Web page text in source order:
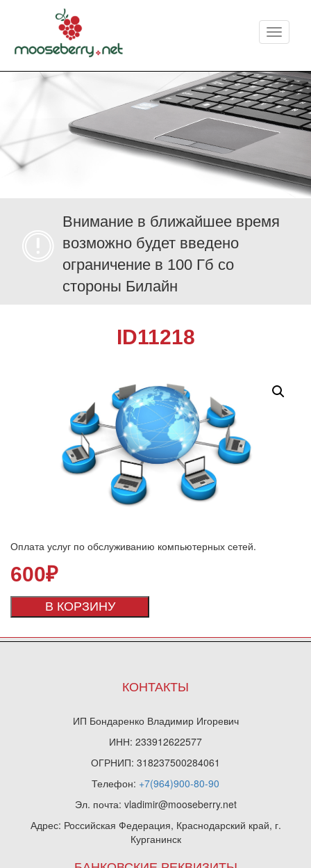
Меню
Внимание в ближайшее время
возможно будет введено
ограничение в 100 Гб со
стороны Билайн
ID11218
Оплата услуг по обслуживанию компьютерных сетей.
600₽
В КОРЗИНУ
КОНТАКТЫ
ИП Бондаренко Владимир Игоревич
ИНН: 233912622577
ОГРНИП: 318237500284061
Телефон: +7(964)900-80-90
Эл. почта: vladimir@mooseberry.net
Адрес: Российская Федерация, Краснодарский край, г.
Курганинск